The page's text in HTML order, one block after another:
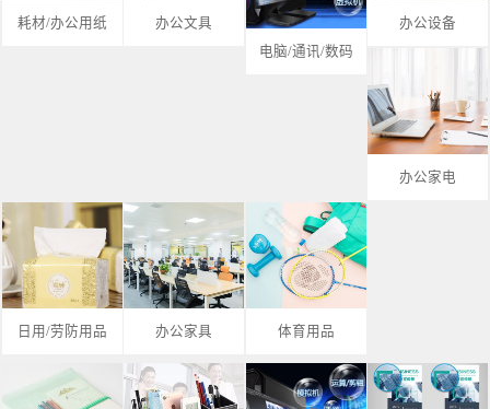
耗材/办公用纸
办公文具
电脑/通讯/数码
办公设备
办公家电
日用/劳防用品 办公家具 体育用品